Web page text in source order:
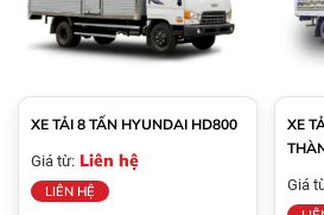
XE TẢI 8 TẤN HYUNDAI HD800
Giá từ: Liên hệ
LIÊN HỆ
XE
Giá